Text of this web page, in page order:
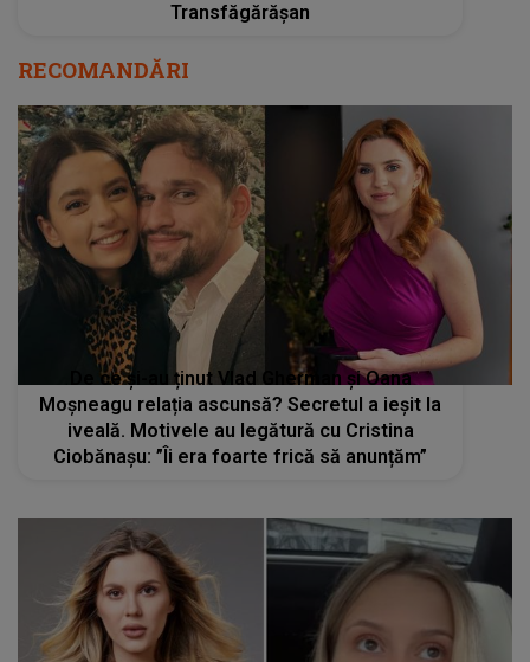
Transfăgărășan
RECOMANDĂRI
De ce și-au ținut Vlad Gherman și Oana
Moșneagu relația ascunsă? Secretul a ieșit la
iveală. Motivele au legătură cu Cristina
Ciobănașu: ”Îi era foarte frică să anunțăm”